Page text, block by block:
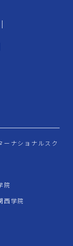
|
ーナショナルスク
院
西学院